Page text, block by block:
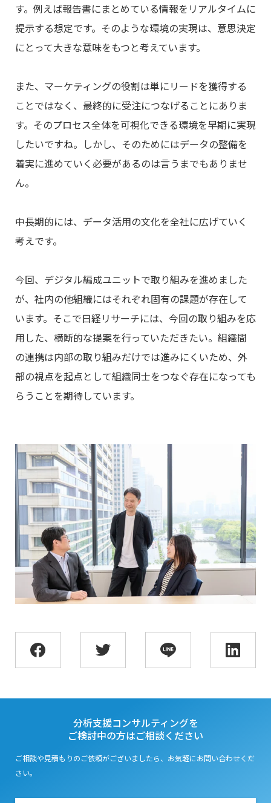
す。例えば報告書にまとめている情報をリアルタイムに
提示する想定です。そのような環境の実現は、意思決定
にとって大きな意味をもつと考えています。
また、マーケティングの役割は単にリードを獲得する
ことではなく、最終的に受注につなげることにありま
す。そのプロセス全体を可視化できる環境を早期に実現
したいですね。しかし、そのためにはデータの整備を
着実に進めていく必要があるのは言うまでもありませ
ん。
中長期的には、データ活用の文化を全社に広げていく
考えです。
今回、デジタル編成ユニットで取り組みを進めました
が、社内の他組織にはそれぞれ固有の課題が存在して
います。そこで日経リサーチには、今回の取り組みを応
用した、横断的な提案を行っていただきたい。組織間
の連携は内部の取り組みだけでは進みにくいため、外
部の視点を起点として組織同士をつなぐ存在になっても
らうことを期待しています。
分析支援コンサルティングを
ご検討中の方はご相談ください
ご相談や見積もりのご依頼がございましたら、お気軽にお問い合わせくだ
さい。